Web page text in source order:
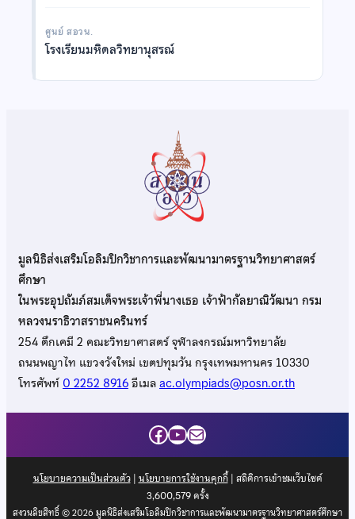
ศูนย์ สอวน.
โรงเรียนมหิดลวิทยานุสรณ์
มูลนิธิส่งเสริมโอลิมปิกวิชาการและพัฒนามาตรฐานวิทยาศาสตร์
ศึกษา
ในพระอุปถัมภ์สมเด็จพระเจ้าพี่นางเธอ เจ้าฟ้ากัลยาณิวัฒนา กรม
หลวงนราธิวาสราชนครินทร์
254 ตึกเคมี 2 คณะวิทยาศาสตร์ จุฬาลงกรณ์มหาวิทยาลัย
ถนนพญาไท แขวงวังใหม่ เขตปทุมวัน กรุงเทพมหานคร 10330
โทรศัพท์0 2252 8916อีเมลac.olympiads@posn.or.th
Facebook
YouTube
Mail
นโยบายความเป็นส่วนตัว| นโยบายการใช้งานคุกกี้| สถิติการเข้าชมเว็บไซต์
3,600,579ครั้ง
สงวนลิขสิทธิ์ © 2026 มูลนิธิส่งเสริมโอลิมปิกวิชาการและพัฒนามาตรฐานวิทยาศาสตร์ศึกษา